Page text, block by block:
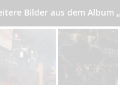
Bilder aus dem Album „